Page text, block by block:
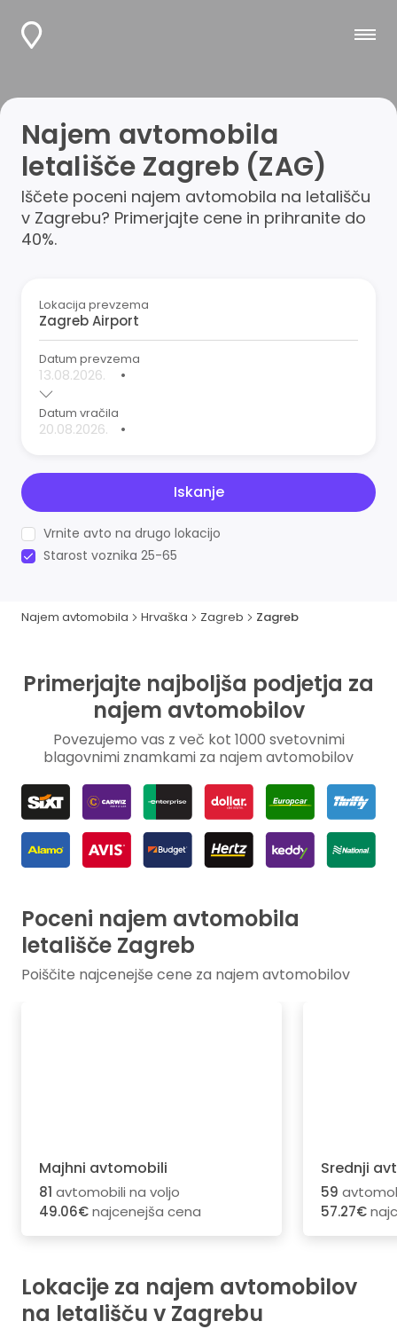
Najem avtomobila
letališče Zagreb (ZAG)
Iščete poceni najem avtomobila na letališču
v Zagrebu? Primerjajte cene in prihranite do
40%.
Lokacija prevzema
Datum prevzema
•
Datum vračila
•
Iskanje
Vrnite avto na drugo lokacijo
Starost voznika 25-65
Najem avtomobila Hrvaška Zagreb Zagreb
Primerjajte najboljša podjetja za
najem avtomobilov
Povezujemo vas z več kot 1000 svetovnimi
blagovnimi znamkami za najem avtomobilov
Poceni najem avtomobila
letališče Zagreb
Poiščite najcenejše cene za najem avtomobilov
Majhni avtomobili
81 avtomobili na voljo
49.06€najcenejša cena
Srednji
59
57.27€
Lokacije za najem avtomobilov
na letališču v Zagrebu